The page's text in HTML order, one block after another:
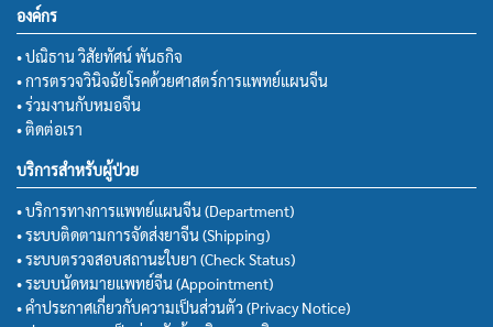
องค์กร
• ปณิธาน วิสัยทัศน์ พันธกิจ
• การตรวจวินิจฉัยโรคด้วยศาสตร์การแพทย์แผนจีน
• ร่วมงานกับหมอจีน
• ติดต่อเรา
บริการสำหรับผู้ป่วย
• บริการทางการแพทย์แผนจีน (Department)
• ระบบติดตามการจัดส่งยาจีน (Shipping)
• ระบบตรวจสอบสถานะใบยา (Check Status)
• ระบบนัดหมายแพทย์จีน (Appointment)
• คำประกาศเกี่ยวกับความเป็นส่วนตัว (Privacy Notice)